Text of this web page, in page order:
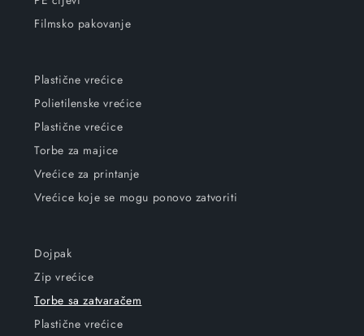
Filmsko pakovanje
Plastične vrećice
Polietilenske vrećice
Plastične vrećice
Torbe za majice
Vrećice za printanje
Vrećice koje se mogu ponovo zatvoriti
Dojpak
Zip vrećice
Torbe sa zatvaračem
Plastične vrećice